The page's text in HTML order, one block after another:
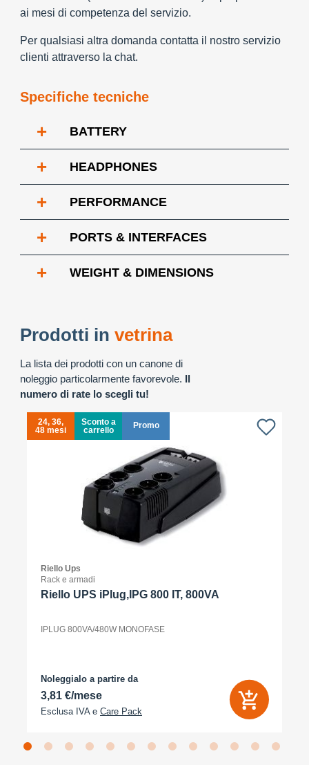
ai mesi di competenza del servizio.
Per qualsiasi altra domanda contatta il nostro servizio
clienti attraverso la chat.
Specifiche tecniche
+ BATTERY
+ HEADPHONES
+ PERFORMANCE
+ PORTS & INTERFACES
+ WEIGHT & DIMENSIONS
Prodotti in vetrina
La lista dei prodotti con un canone di
noleggio particolarmente favorevole. Il
numero di rate lo scegli tu!
24, 36,
48 mesi
Sconto a
carrello
Promo
Riello Ups
Rack e armadi
Riello UPS iPlug,IPG 800 IT, 800VA
IPLUG 800VA/480W MONOFASE
Noleggialo a partire da
3,81 €/mese
Esclusa IVA e Care Pack